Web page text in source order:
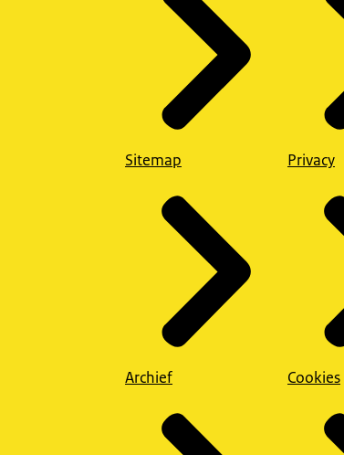
Sitemap
Archief
Privacy
Cookies